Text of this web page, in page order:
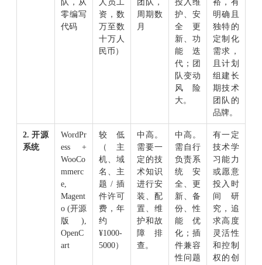
队，从
零编写
代码
人员工
资，数
万至数
十万人
民币）
团队，
周期数
月
投入维
护、安
全更
新、功
能迭
代；团
队变动
风险
大。
裕，有
明确且
独特的
定制化
需求，
且计划
组建长
期技术
团队的
品牌。
2. 开源
系统
WordPr
ess +
WooCo
mmerc
e,
Magent
o (开源
版),
OpenC
art
较低
（主
机、域
名、主
题/插
件许可
费，年
约
¥1000-
5000）
中高。
需要一
定的技
术知识
进行安
装、配
置、维
护和故
障排
查。
中高。
需自行
负责系
统安
全、更
新、备
份、性
能优
化；插
件兼容
性问题
有一定
技术学
习能力
或愿意
投入时
间研
究，追
求高度
灵活性
和控制
权的创